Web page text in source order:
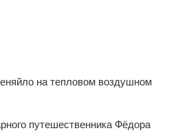
на тепловом воздушном
путешественника Фёдора